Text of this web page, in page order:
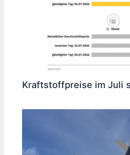
Kraftstoffpreise im Juli